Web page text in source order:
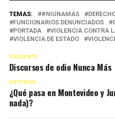
TEMAS: #NIUNAMÁS
FUNCIONARIOS DENUNCIADOS
PORTADA
VIOLENCIA CONTRA
VIOLENCIA DE ESTADO
SIGUIENTE
Discursos de odio Nunca Más
ANTERIOR
¿Qué pasa en Montevideo y
nada)?